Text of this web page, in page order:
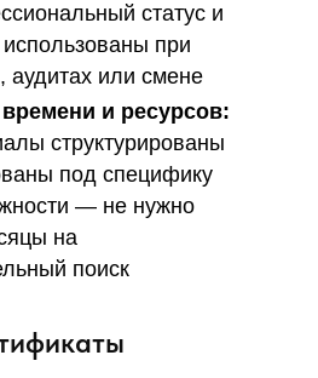
статус и
использованы при
аудитах или смене
и ресурсов:
структурированы
под специфику
— не нужно
на
поиск